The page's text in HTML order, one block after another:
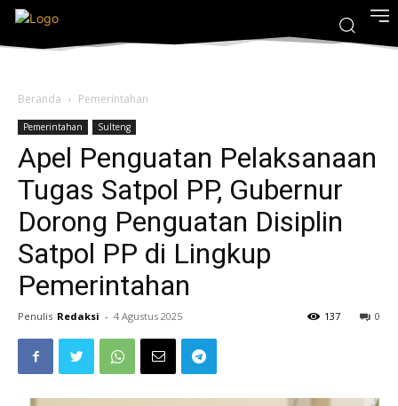
Beranda Pemerintahan
Pemerintahan Sulteng
Apel Penguatan Pelaksanaan
Tugas Satpol PP, Gubernur
Dorong Penguatan Disiplin
Satpol PP di Lingkup
Pemerintahan
Penulis Redaksi - 4 Agustus 2025 0
137